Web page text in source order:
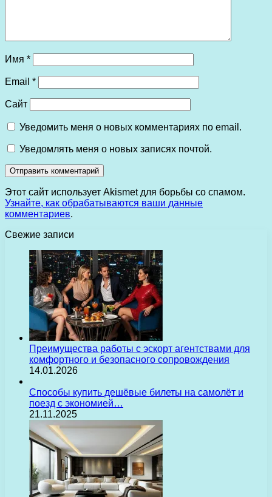
Имя *
Email *
Сайт
Уведомить меня о новых комментариях по email.
Уведомлять меня о новых записях почтой.
Этот сайт использует Akismet для борьбы со спамом.
Узнайте, как обрабатываются ваши данные
комментариев.
Свежие записи
Преимущества работы с эскорт агентствами для
комфортного и безопасного сопровождения
14.01.2026
Способы купить дешёвые билеты на самолёт и
поезд с экономией…
21.11.2025